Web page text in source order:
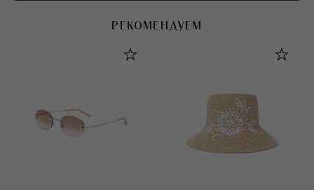
РЕКОМЕНДУЕМ